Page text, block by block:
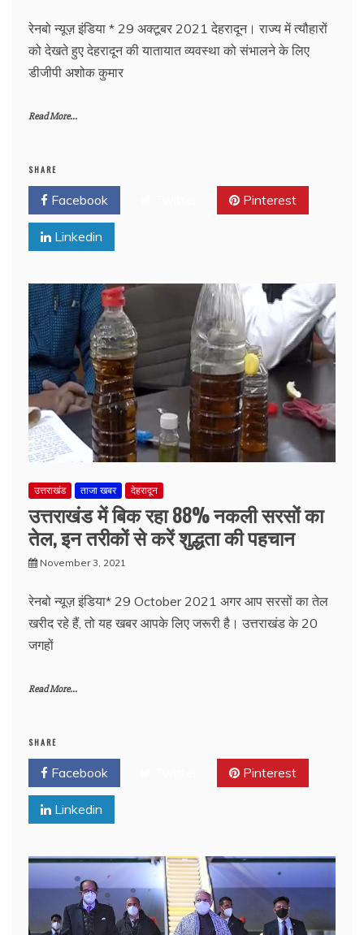
रेनबो न्यूज़ इंडिया * 29 अक्टूबर 2021 देहरादून। राज्य में त्यौहारों
को देखते हुए देहरादून की यातायात व्यवस्था को संभालने के लिए
डीजीपी अशोक कुमार
Read More...
SHARE
Facebook Pinterest
Linkedin
उत्तराखंड ताजा खबर देहरादून
उत्तराखंड में बिक रहा 88% नकली सरसों का
तेल, इन तरीकों से करें शुद्धता की पहचान
November 3, 2021
रेनबो न्यूज़ इंडिया* 29 October 2021 अगर आप सरसों का तेल
खरीद रहे हैं, तो यह खबर आपके लिए जरूरी है। उत्तराखंड के 20
जगहों
Read More...
SHARE
Facebook Pinterest
Linkedin